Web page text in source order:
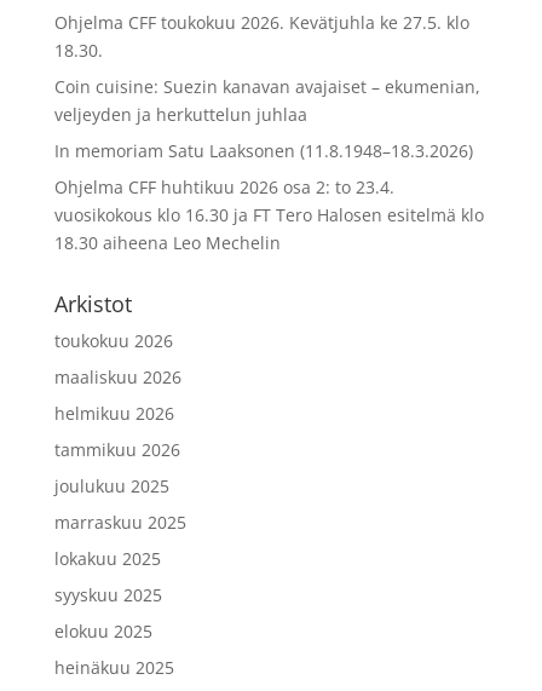
Ohjelma CFF toukokuu 2026. Kevätjuhla ke 27.5. klo
18.30.
Coin cuisine: Suezin kanavan avajaiset – ekumenian,
veljeyden ja herkuttelun juhlaa
In memoriam Satu Laaksonen (11.8.1948–18.3.2026)
Ohjelma CFF huhtikuu 2026 osa 2: to 23.4.
vuosikokous klo 16.30 ja FT Tero Halosen esitelmä klo
18.30 aiheena Leo Mechelin
Arkistot
toukokuu 2026
maaliskuu 2026
helmikuu 2026
tammikuu 2026
joulukuu 2025
marraskuu 2025
lokakuu 2025
syyskuu 2025
elokuu 2025
heinäkuu 2025